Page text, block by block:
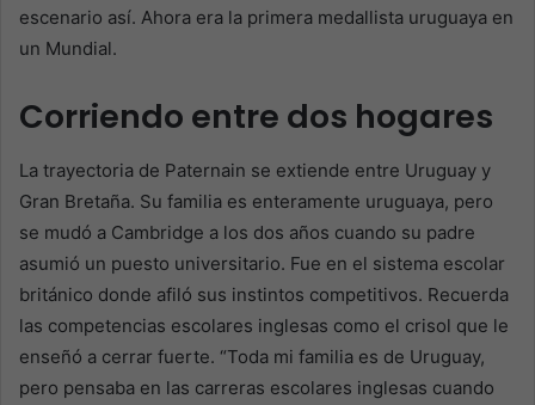
escenario así. Ahora era la primera medallista uruguaya en
un Mundial.
Corriendo entre dos hogares
La trayectoria de Paternain se extiende entre Uruguay y
Gran Bretaña. Su familia es enteramente uruguaya, pero
se mudó a Cambridge a los dos años cuando su padre
asumió un puesto universitario. Fue en el sistema escolar
británico donde afiló sus instintos competitivos. Recuerda
las competencias escolares inglesas como el crisol que le
enseñó a cerrar fuerte. “Toda mi familia es de Uruguay,
pero pensaba en las carreras escolares inglesas cuando